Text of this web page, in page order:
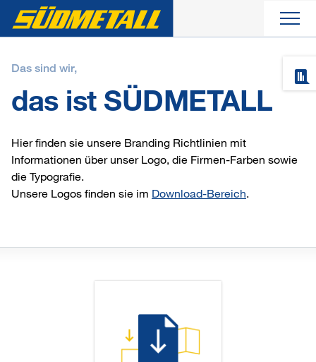
Aktuelles
Produkte
Unternehmen
Service
Kontakt
Das sind wir,
das ist SÜDMETALL
Hier finden sie unsere Branding Richtlinien mit
Informationen über unser Logo, die Firmen-Farben sowie
die Typografie.
Unsere Logos finden sie im Download-Bereich.